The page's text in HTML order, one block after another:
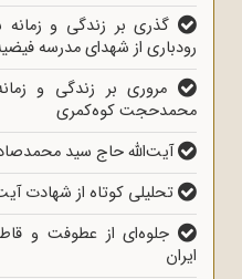
گذری بر زندگی و
رودباری از شهدای مدرسه فیضیه
مروری بر زندگی و
محمدحجت کوه‌کمری
آیت‌الله حاج سید محمدصادق
تحلیلی کوتاه از شهادت
جلوه‌ای از عطوفت و
ایران